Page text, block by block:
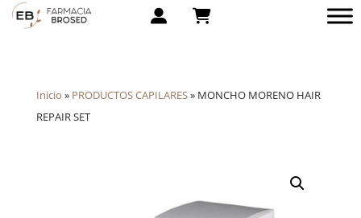
Inicio » PRODUCTOS CAPILARES» MONCHO MORENO HAIR
REPAIR SET